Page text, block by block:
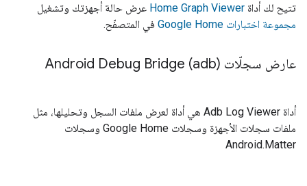
تتيح لك أداة Home Graph Viewer عرض حالة أجهزتك وتشغيل
مجموعة اختبارات Google Home
في المتصفّح.
عارض سجلّات Android Debug Bridge (adb)
أداة Adb Log Viewer هي أداة لعرض ملفات السجل وتحليلها، مثل
ملفات سجلات الأجهزة وسجلات Google Home وسجلات
Android.Matter